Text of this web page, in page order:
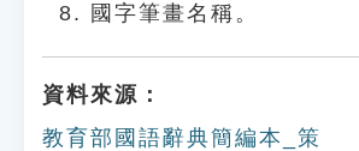
國字筆畫名稱。
資料來源：
教育部國語辭典簡編本_策